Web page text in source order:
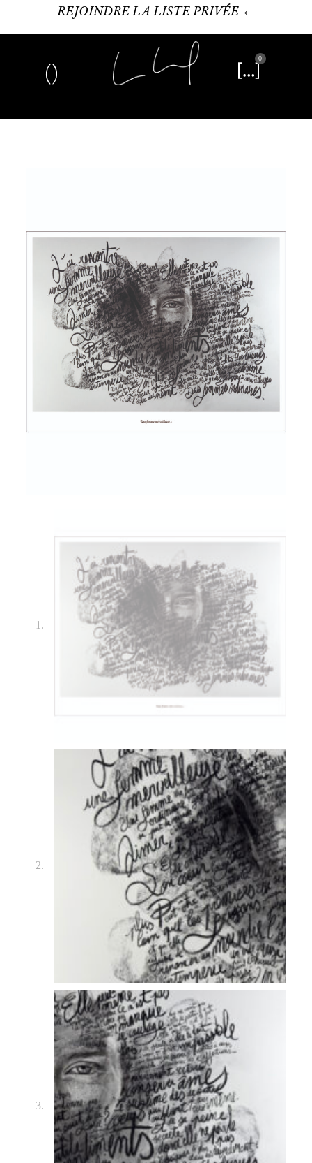
REJOINDRE LA LISTE PRIVÉE ←
0